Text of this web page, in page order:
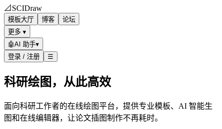
📐 SCIDraw
模板大厅 博客
论坛
更多 ▾
🤖AI 助手▾
登录 / 注册
☰
科研绘图，从此高效
面向科研工作者的在线绘图平台，提供专业模板、AI 智能生
图和在线编辑器，让论文插图制作不再耗时。